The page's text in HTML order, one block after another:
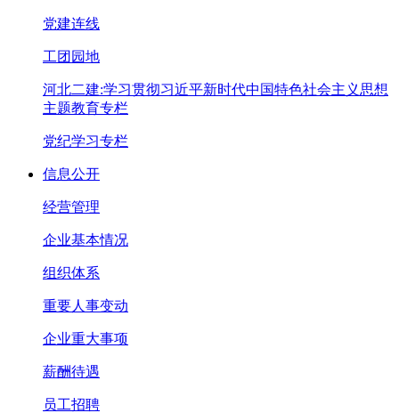
党建连线
工团园地
河北二建:学习贯彻习近平新时代中国特色社会主义思想
主题教育专栏
党纪学习专栏
信息公开
经营管理
企业基本情况
组织体系
重要人事变动
企业重大事项
薪酬待遇
员工招聘